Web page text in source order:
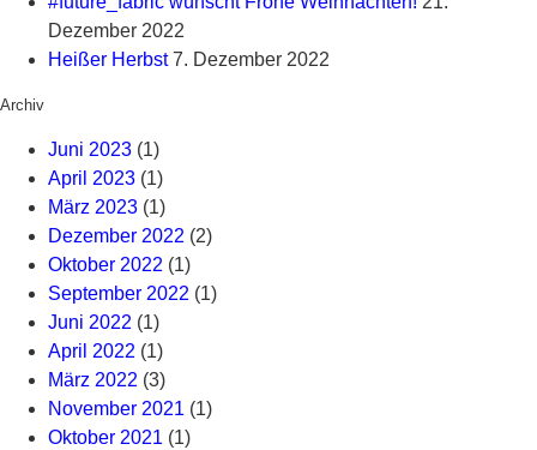
Dezember 2022
Heißer Herbst 7. Dezember 2022
Archiv
Juni 2023 (1)
April 2023 (1)
März 2023 (1)
Dezember 2022 (2)
Oktober 2022 (1)
September 2022 (1)
Juni 2022 (1)
April 2022 (1)
März 2022 (3)
November 2021 (1)
Oktober 2021 (1)